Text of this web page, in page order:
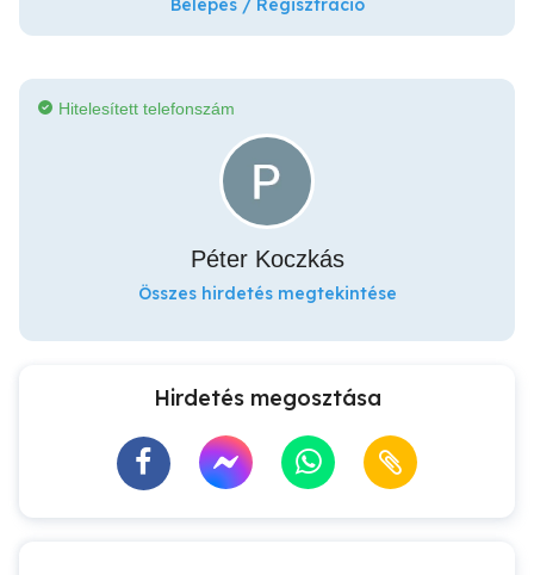
Belépés / Regisztráció
Hitelesített telefonszám
Péter Koczkás
Összes hirdetés megtekintése
Hirdetés megosztása